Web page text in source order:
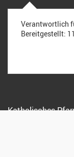
Katholisches
Verantwortlich
Bereitgestellt: